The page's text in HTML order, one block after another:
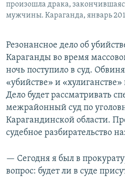
произошла драка,
мужчины. Караганда, январь
Резонансное дело об
Караганды во время
ночь поступило в суд.
«убийстве» и «хулиганстве»
Дело будет рассматривать
межрайонный суд по
Карагандинской области.
судебное разбирательство
— Сегодня я был в
вопрос: будет ли в суде